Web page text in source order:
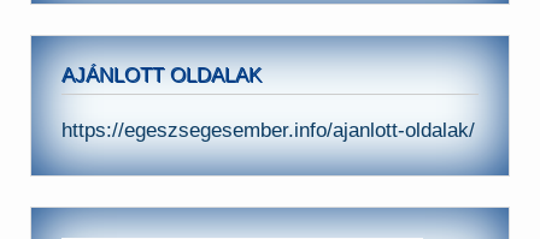
AJÁNLOTT OLDALAK
https://egeszsegesember.info/ajanlott-oldalak/